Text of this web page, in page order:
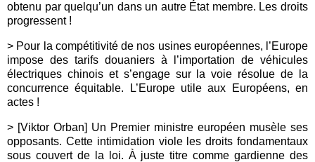
obtenu par quelqu’un dans un autre État membre. Les droits
progressent !
> Pour la compétitivité de nos usines européennes, l’Europe
impose des tarifs douaniers à l’importation de véhicules
électriques chinois et s’engage sur la voie résolue de la
concurrence équitable. L’Europe utile aux Européens, en
actes !
> [Viktor Orban] Un Premier ministre européen musèle ses
opposants. Cette intimidation viole les droits fondamentaux
sous couvert de la loi. À juste titre comme gardienne des